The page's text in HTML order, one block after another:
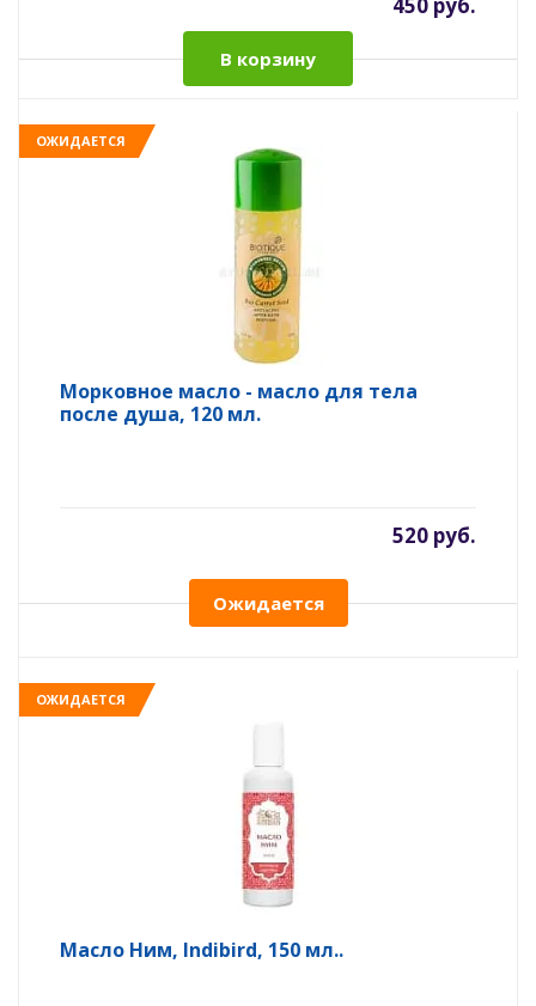
В корзину
ОЖИДАЕТСЯ
Морковное масло - масло для тела
после душа, 120 мл.
520 руб.
Ожидается
ОЖИДАЕТСЯ
Масло Ним, Indibird, 150 мл..